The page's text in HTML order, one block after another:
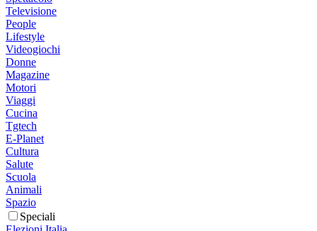
Televisione
People
Lifestyle
Videogiochi
Donne
Magazine
Motori
Viaggi
Cucina
Tgtech
E-Planet
Cultura
Salute
Scuola
Animali
Spazio
Speciali